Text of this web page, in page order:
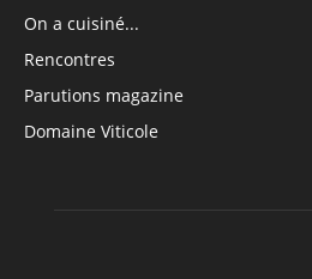
On a cuisiné...
Rencontres
Parutions magazine
Domaine Viticole